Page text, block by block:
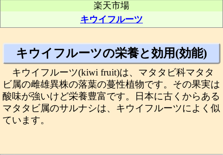
楽天市場
キウイフルーツ
キウイフルーツの栄養と効用(効能)
キウイフルーツ(kiwi fruit)は、マタタビ科マタタ
ビ属の雌雄異株の落葉の蔓性植物です。その果実は
酸味が強いけど栄養豊富です。日本に古くからある
マタタビ属のサルナシは、キウイフルーツによく似
ています。